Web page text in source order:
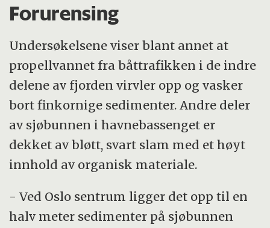
Forurensing
Undersøkelsene viser blant annet at
propellvannet fra båttrafikken i de indre
delene av fjorden virvler opp og vasker
bort finkornige sedimenter. Andre deler
av sjøbunnen i havnebassenget er
dekket av bløtt, svart slam med et høyt
innhold av organisk materiale.
- Ved Oslo sentrum ligger det opp til en
halv meter sedimenter på sjøbunnen